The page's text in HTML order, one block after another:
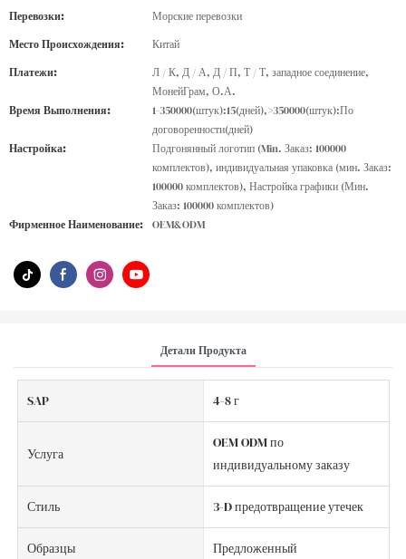
Перевозки:
Морские перевозки
Место Происхождения:
Китай
Платежи:
Л / К, Д / А, Д / П, Т / Т, западное соединение,
МонейГрам, О.А.
Время Выполнения:
1-350000(штук):15(дней),>350000(штук):По
договоренности(дней)
Настройка:
Подгонянный логотип (Min. Заказ: 100000
комплектов), индивидуальная упаковка (мин. Заказ:
100000 комплектов), Настройка графики (Мин.
Заказ: 100000 комплектов)
Фирменное Наименование:
OEM&ODM
Детали Продукта
SAP 4-8 г
Услуга
OEM ODM по
индивидуальному заказу
Стиль 3-D предотвращение утечек
Образцы Предложенный